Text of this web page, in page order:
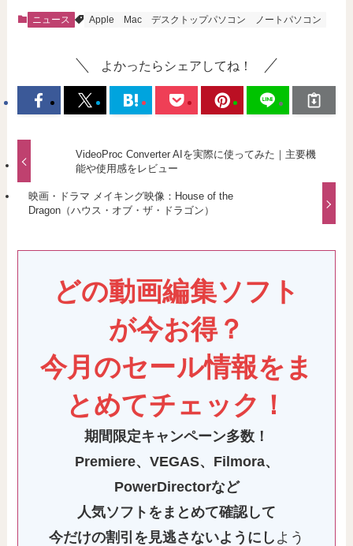
ニュース Apple Mac デスクトップパソコン ノートパソコン
よかったらシェアしてね！
VideoProc Converter AIを実際に使ってみた｜主要機
能や使用感をレビュー
映画・ドラマ メイキング映像：House of the
Dragon（ハウス・オブ・ザ・ドラゴン）
どの動画編集ソフト
が今お得？
今月のセール情報をま
とめてチェック！
期間限定キャンペーン多数！
Premiere、VEGAS、Filmora、
PowerDirectorなど
人気ソフトをまとめて確認して
今だけの割引を見逃さないようにし よう